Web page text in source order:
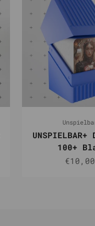
UNSPIELBAR+
100+
Angebot
€10,00